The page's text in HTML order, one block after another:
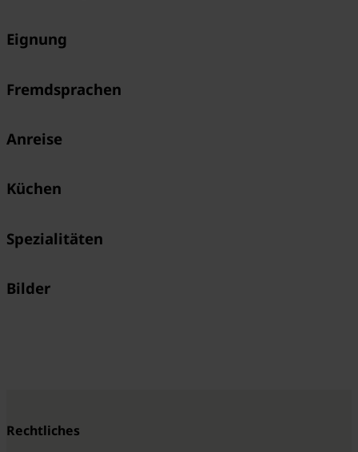
Eignung
Fremdsprachen
Anreise
Küchen
Spezialitäten
Bilder
Rechtliches